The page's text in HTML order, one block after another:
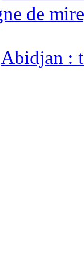
de
Abidjan :